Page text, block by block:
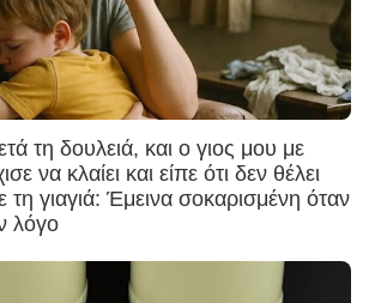
τη δουλειά, και ο γιος μου με
να κλαίει και είπε ότι δεν θέλει
τη γιαγιά: Έμεινα σοκαρισμένη όταν
λόγο